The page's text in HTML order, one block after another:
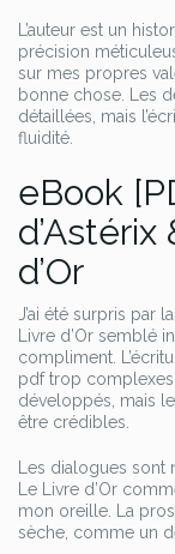
L’auteur est un
précision
sur mes propres
bonne chose. Les
détaillées, mais
fluidité.
eBook
d’Or
J’ai été surpris par
Livre d’Or semblé
compliment.
pdf trop
développés, mais
être crédibles.
Les dialogues sont
Le Livre d’Or
mon oreille. La
sèche, comme un